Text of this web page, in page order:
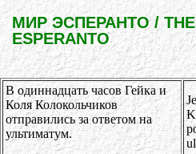
МИР ЭСПЕРАНТО / THE
ESPERANTO
В одиннадцать часов Гейка и
Коля Колокольчиков
отправились за ответом на
ультиматум.